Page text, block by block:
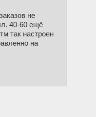
не
40-60 ещë
так настроен
на